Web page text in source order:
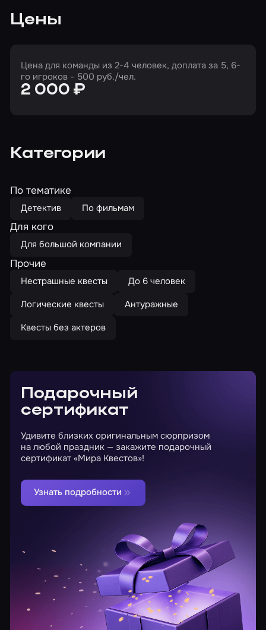
Цены
Цена для команды из 2-4 человек, доплата за 5, 6-
го игроков - 500 руб./чел.
2 000 ₽
Категории
По тематике
Детектив По фильмам
Для кого
Для большой компании
Прочие
Нестрашные квесты
До 6 человек
Логические квесты
Антуражные
Квесты без актеров
Подарочный
сертификат
Удивите близких оригинальным сюрпризом
на любой праздник — закажите подарочный
сертификат «Мира Квестов»!
Узнать подробности